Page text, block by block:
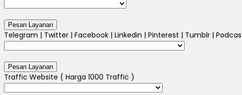
Telegram | Twitter | Facebook | Linkedin | Pinterest | Tumblr |
Traffic Website ( Harga 1000 Traffic )